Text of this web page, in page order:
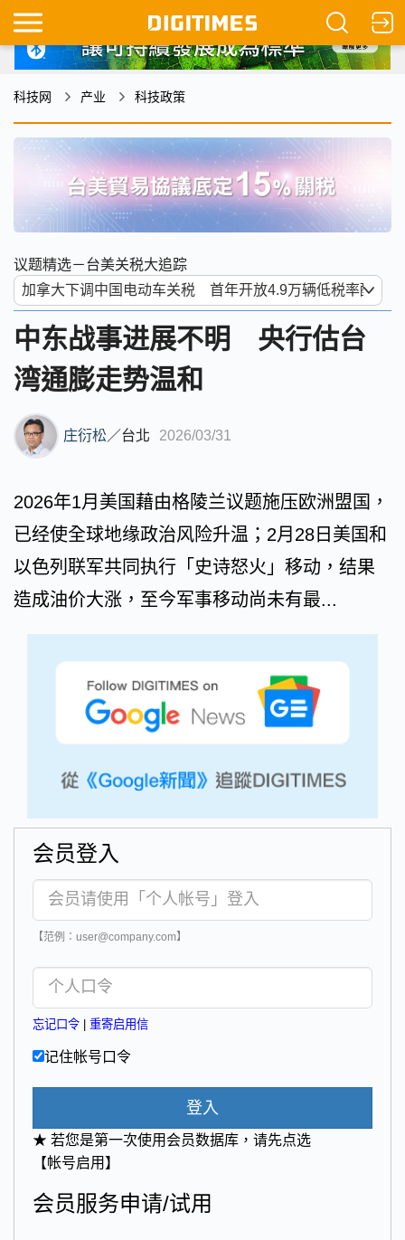
科技网 产业 科技政策
议题精选－台美关税大追踪
中东战事进展不明 央行估台
湾通膨走势温和
庄衍松 ／台北 2026/03/31
2026年1月美国藉由格陵兰议题施压欧洲盟国，
已经使全球地缘政治风险升温；2月28日美国和
以色列联军共同执行「史诗怒火」移动，结果
造成油价大涨，至今军事移动尚未有最...
会员登入
【范例：user@company.com】
忘记口令 重寄启用信
记住帐号口令
登入
★ 若您是第一次使用会员数据库，请先点选
【帐号启用】
会员服务申请/试用